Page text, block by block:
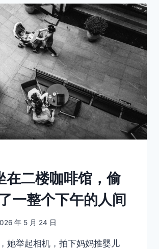
在二楼咖啡馆，偷
一整个下午的人间
年 5 月 24 日
她举起相机，拍下妈妈推婴儿